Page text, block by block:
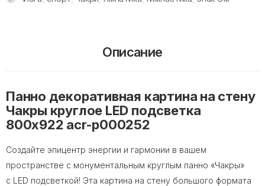
Описание
Панно декоративная картина на стену
Чакры круглое LED подсветка
800х922 acr-p000252
Создайте эпицентр энергии и гармонии в вашем
пространстве с монументальным круглым панно «Чакры»
с LED подсветкой! Эта картина на стену большого формата